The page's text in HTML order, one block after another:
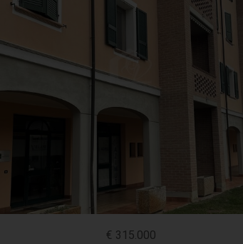
€ 315.000